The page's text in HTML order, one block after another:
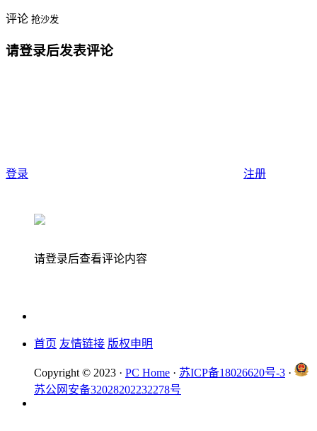
评论 抢沙发
请登录后发表评论
登录 注册
请登录后查看评论内容
首页 友情链接 版权申明
Copyright © 2023 · PC Home · 苏ICP备18026620号-3 ·
苏公网安备32028202232278号